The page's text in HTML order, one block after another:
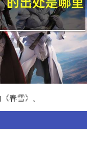
春雪》。